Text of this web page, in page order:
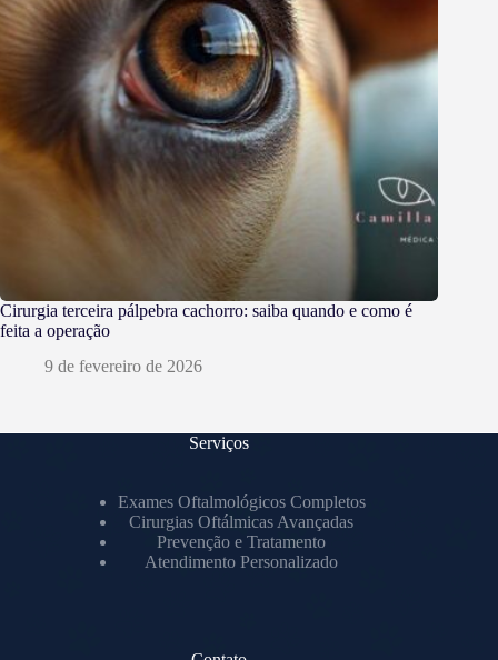
Cirurgia terceira pálpebra cachorro: saiba quando e como é
feita a operação
9 de fevereiro de 2026
Serviços
Exames Oftalmológicos Completos
Cirurgias Oftálmicas Avançadas
Prevenção e Tratamento
Atendimento Personalizado